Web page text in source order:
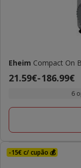
Eheim Compact On
Preço
a
186.99€
21.59€-186.99€
6
-15€ c/ cupão 💰